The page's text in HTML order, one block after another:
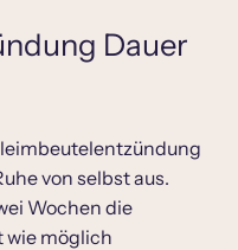
Dauer
von selbst aus.
Wochen die
wie möglich